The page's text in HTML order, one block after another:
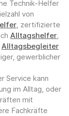
Technik-Helfer
von
, zertifizierte
Alltagshelfer,
Alltagsbegleiter
gewerblicher
Service kann
im Alltag, oder
mit
Fachkräfte